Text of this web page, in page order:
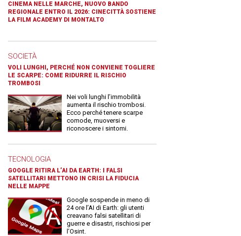
CINEMA NELLE MARCHE, NUOVO BANDO
REGIONALE ENTRO IL 2026: CINECITTÀ SOSTIENE
LA FILM ACADEMY DI MONTALTO
SOCIETÀ
VOLI LUNGHI, PERCHÉ NON CONVIENE TOGLIERE
LE SCARPE: COME RIDURRE IL RISCHIO
TROMBOSI
Nei voli lunghi l’immobilità
aumenta il rischio trombosi.
Ecco perché tenere scarpe
comode, muoversi e
riconoscere i sintomi.
TECNOLOGIA
GOOGLE RITIRA L’AI DA EARTH: I FALSI
SATELLITARI METTONO IN CRISI LA FIDUCIA
NELLE MAPPE
Google sospende in meno di
24 ore l’AI di Earth: gli utenti
creavano falsi satellitari di
guerre e disastri, rischiosi per
l’Osint.